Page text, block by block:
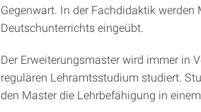
Gegenwart. In der Fachdidaktik werden
Deutschunterrichts eingeübt.
Der Erweiterungsmaster wird immer in
regulären Lehramtsstudium studiert.
den Master die Lehrbefähigung in